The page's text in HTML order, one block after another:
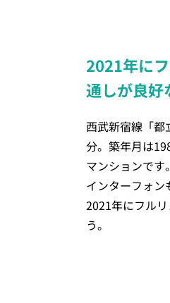
2021年に
通しが良好
西武新宿線「
分。築年月は
マンションです
インターフォン
2021年にフル
う。